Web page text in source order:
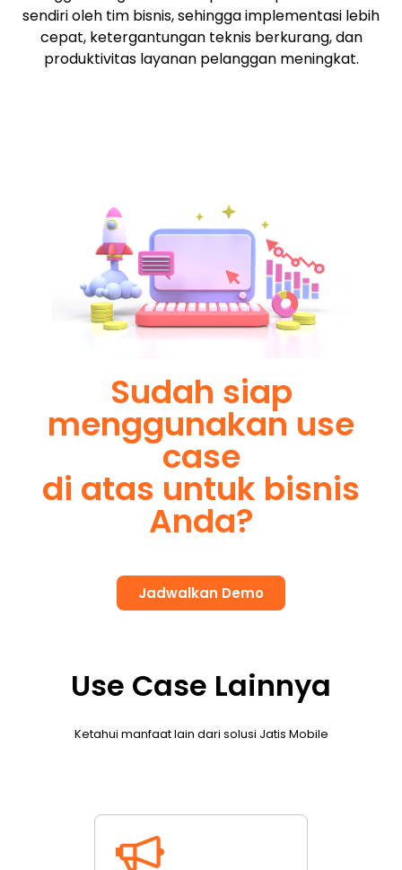
sendiri oleh tim bisnis, sehingga implementasi lebih
cepat, ketergantungan teknis berkurang, dan
produktivitas layanan pelanggan meningkat.
Sudah siap
menggunakan use
case
di atas untuk bisnis
Anda?
Jadwalkan Demo
Use Case Lainnya
Ketahui manfaat lain dari solusi Jatis Mobile